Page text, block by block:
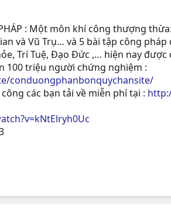
: Một môn khí công thượng
và Vũ Trụ… và 5 bài tập công
Trí Tuệ, Ðạo Ðức ,… hiện nay
100 triệu người chứng nghiệm :
conduongphanbonquychansite/
các bạn tải về miễn phí tại :